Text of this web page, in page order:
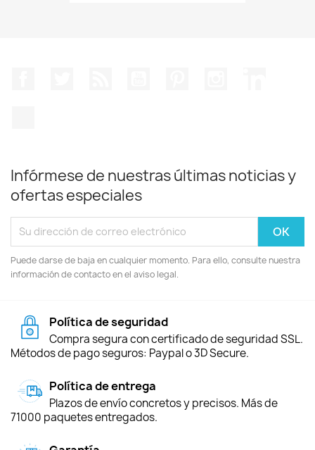
Infórmese de nuestras últimas noticias y
ofertas especiales
Puede darse de baja en cualquier momento. Para ello, consulte nuestra
información de contacto en el aviso legal.
Política de seguridad
Compra segura con certificado de seguridad SSL.
Métodos de pago seguros: Paypal o 3D Secure.
Política de entrega
Plazos de envío concretos y precisos. Más de
71000 paquetes entregados.